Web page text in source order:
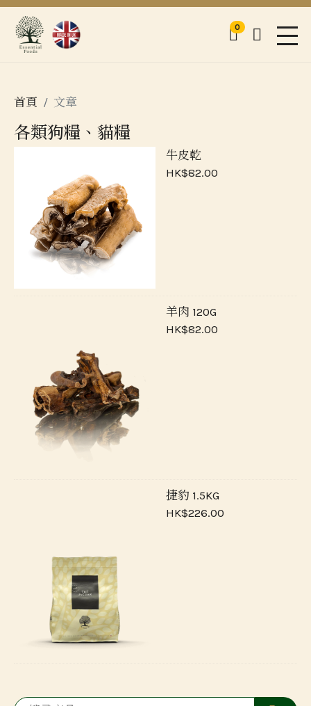
購物車
0 登入
首頁 文章
各類狗糧、貓糧
牛皮乾
HK$82.00
羊肉 120G
HK$82.00
捷豹 1.5KG
HK$226.00